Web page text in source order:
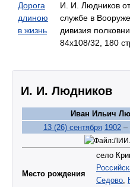
Дорога
длиною
в жизнь
И. И. Людников
службе в
дивизия
84x108/32, 180
И. И. Людников
Иван Ильич
13 (26) сентября 1902 –
Место рождения
село
Седово,